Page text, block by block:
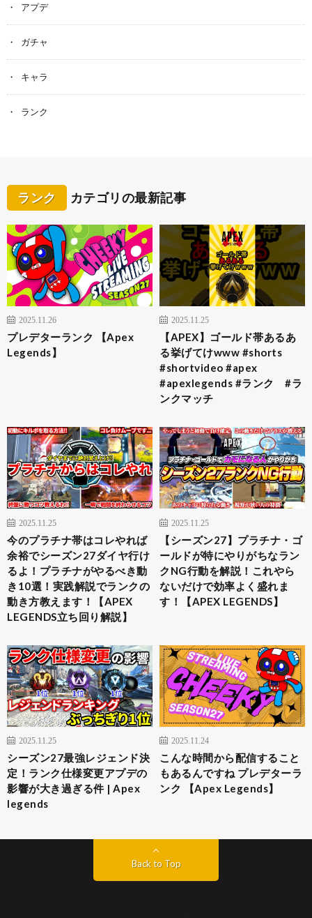
アプデ
ガチャ
キャラ
ランク
ランク カテゴリの最新記事
2025.11.26
プレデターランク 【Apex
Legends】
2025.11.25
【APEX】ゴールド帯あるあ
る挙げてけwww #shorts
#shortvideo #apex
#apexlegends #ランク #ラ
ンクマッチ
2025.11.25
今のプラチナ帯はコレやれば
余裕でシーズン27ダイヤ行け
るよ！プラチナがやるべき動
き10選！実践解説でランクの
動き方教えます！【APEX
LEGENDS立ち回り解説】
2025.11.25
【シーズン27】プラチナ・ゴ
ールドが特にやりがちなラン
クNG行動を解説！これやら
ないだけで効率よく盛れま
す！【APEX LEGENDS】
2025.11.25
シーズン27最強レジェンド決
定！ランク仕様変更アプデの
影響が大き過ぎる件 | Apex
legends
2025.11.24
こんな時間から配信すること
もあるんですね プレデターラ
ンク 【Apex Legends】
Back to Top